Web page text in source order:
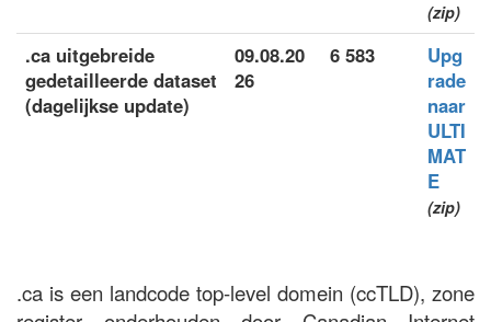
(zip)
.ca uitgebreide
gedetailleerde dataset
(dagelijkse update)
09.08.20
26
6 583
Upg
rade
naar
ULTI
MAT
E
(zip)
.ca is een landcode top-level domein (ccTLD), zone